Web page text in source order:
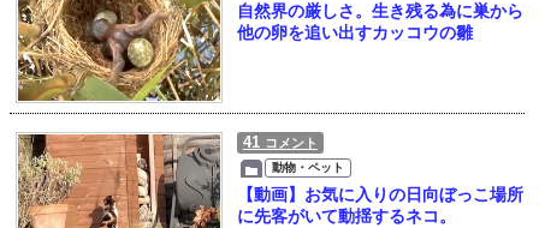
自然界の厳しさ。生き残る為に巣から
他の卵を追い出すカッコウの雛
41 コメント
動物・ペット
【動画】お気に入りの日向ぼっこ場所
に先客がいて動揺するネコ。